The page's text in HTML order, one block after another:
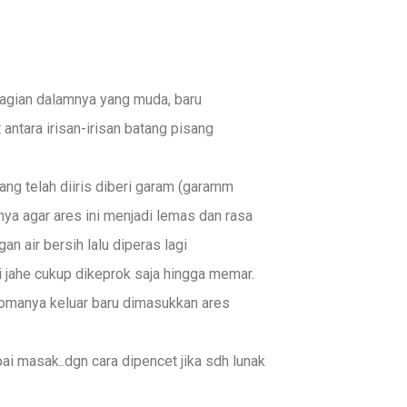
dalamnya yang muda, baru
irisan-irisan batang pisang
telah diiris diberi garam (garamm
agar ares ini menjadi lemas dan rasa
air bersih lalu diperas lagi
cukup dikeprok saja hingga memar.
keluar baru dimasukkan ares
masak..dgn cara dipencet jika sdh lunak